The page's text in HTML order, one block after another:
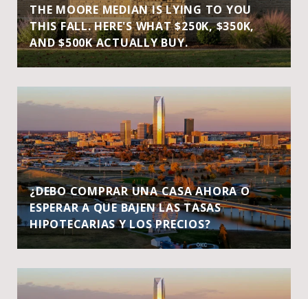
THE MOORE MEDIAN IS LYING TO YOU
THIS FALL. HERE'S WHAT $250K, $350K,
AND $500K ACTUALLY BUY.
¿DEBO COMPRAR UNA CASA AHORA O
ESPERAR A QUE BAJEN LAS TASAS
HIPOTECARIAS Y LOS PRECIOS?